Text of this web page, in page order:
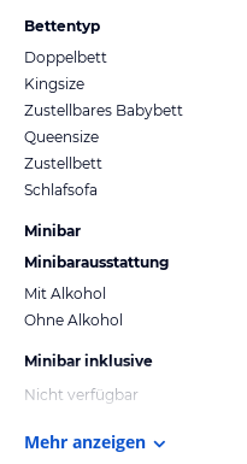
Bettentyp
Doppelbett
Kingsize
Zustellbares Babybett
Queensize
Zustellbett
Schlafsofa
Minibar
Minibarausstattung
Mit Alkohol
Ohne Alkohol
Minibar inklusive
Nicht verfügbar
Mehr anzeigen